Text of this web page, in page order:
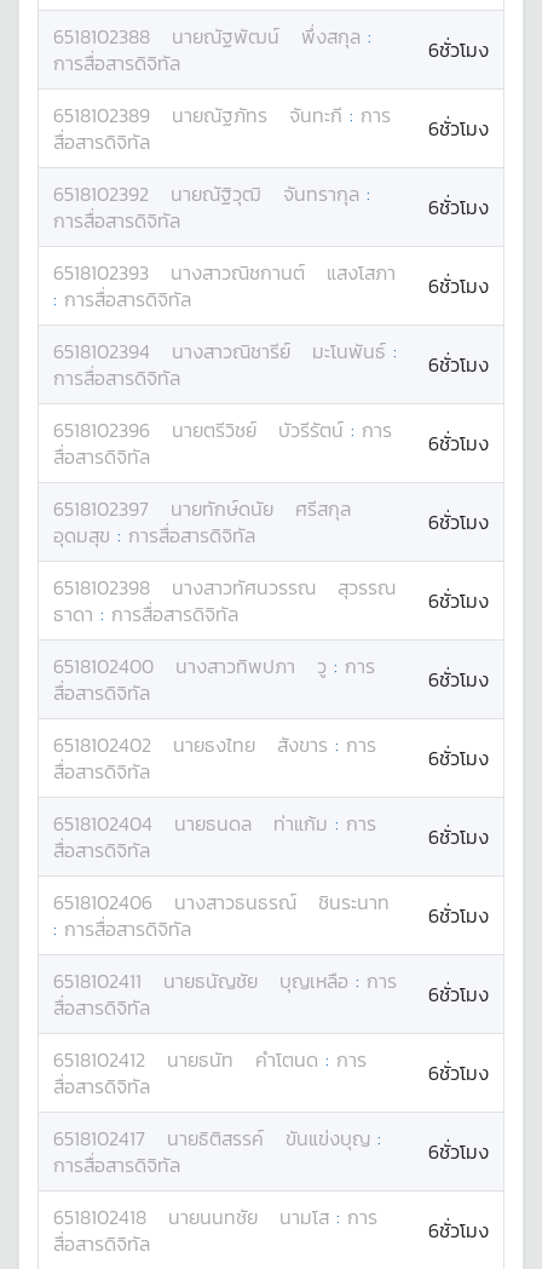
6518102388 นายณัฐพัฒน์ พึ่งสกุล :
การสื่อสารดิจิทัล
6ชั่วโมง
6518102389 นายณัฐภัทร จันทะกี : การ
สื่อสารดิจิทัล
6ชั่วโมง
6518102392 นายณัฐิวุฒิ จันทรากุล :
การสื่อสารดิจิทัล
6ชั่วโมง
6518102393 นางสาวณิชกานต์
แสงโสภา
: การสื่อสารดิจิทัล 6ชั่วโมง
6518102394 นางสาวณิชารีย์ มะโนพันธ์ :
การสื่อสารดิจิทัล
6ชั่วโมง
6518102396 นายตรีวิชย์ บัวรีรัตน์ : การ
สื่อสารดิจิทัล
6ชั่วโมง
6518102397 นายทักษ์ดนัย
ศรีสกุล
อุดมสุข : การสื่อสารดิจิทัล 6ชั่วโมง
6518102398 นางสาวทัศนวรรณ
สุวรรณ
ธาดา : การสื่อสารดิจิทัล 6ชั่วโมง
6518102400 นางสาวทิพปภา วู : การ
สื่อสารดิจิทัล
6ชั่วโมง
6518102402 นายธงไทย สังขาร : การ
สื่อสารดิจิทัล
6ชั่วโมง
6518102404 นายธนดล ท่าแก้ม : การ
สื่อสารดิจิทัล
6ชั่วโมง
6518102406 นางสาวธนธรณ์
ชินระนาท
: การสื่อสารดิจิทัล 6ชั่วโมง
6518102411 นายธนัญชัย บุญเหลือ : การ
สื่อสารดิจิทัล
6ชั่วโมง
6518102412 นายธนัท คำโตนด : การ
สื่อสารดิจิทัล
6ชั่วโมง
6518102417 นายธิติสรรค์ ขันแข่งบุญ :
การสื่อสารดิจิทัล
6ชั่วโมง
6518102418 นายนนทชัย นามโส : การ
สื่อสารดิจิทัล
6ชั่วโมง